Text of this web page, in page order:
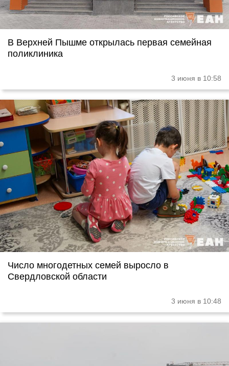
В Верхней Пышме открылась первая семейная
поликлиника
3 июня в 10:58
Число многодетных семей выросло в
Свердловской области
3 июня в 10:48